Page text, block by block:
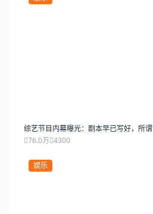
综艺节目内幕曝光：剧本早已写好，所
76.0万 4300
娱乐